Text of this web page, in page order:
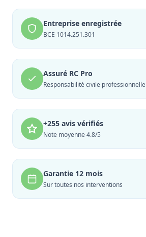
Entreprise enregistrée
BCE 1014.251.301
Assuré RC Pro
Responsabilité civile professionnelle
+255 avis vérifiés
Note moyenne 4.8/5
Garantie 12 mois
Sur toutes nos interventions